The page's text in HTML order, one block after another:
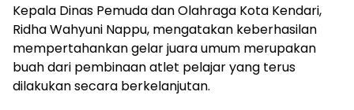
Kepala Dinas Pemuda dan Olahraga Kota Kendari,
Ridha Wahyuni Nappu, mengatakan keberhasilan
mempertahankan gelar juara umum merupakan
buah dari pembinaan atlet pelajar yang terus
dilakukan secara berkelanjutan.